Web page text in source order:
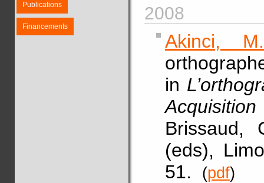
Publications
Financements
2008
Akinci,
in
Brissaud,
(eds),
51.
(pdf)